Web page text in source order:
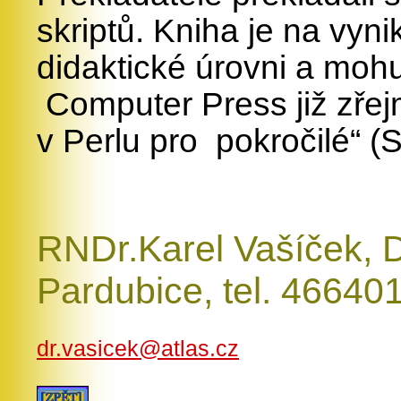
skriptů. Kniha je na
didaktické úrovni a
Computer Press již
v Perlu pro pokročilé“
RNDr.Karel Vašíček,
Pardubice, tel.
dr.vasicek@atlas.cz